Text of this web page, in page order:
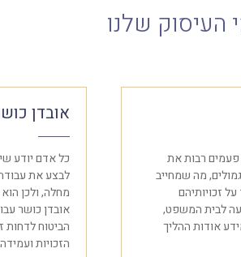
העיסוק שלנו
פעמים רבות את
מה שמחייב
זכויותיהם
לבית המשפט,
אודות ההליך
אובדן
כל אדם יודע
לבצע את
מחלה, ולכן
אובדן כושר
הביטוח לדחות
הזכויות